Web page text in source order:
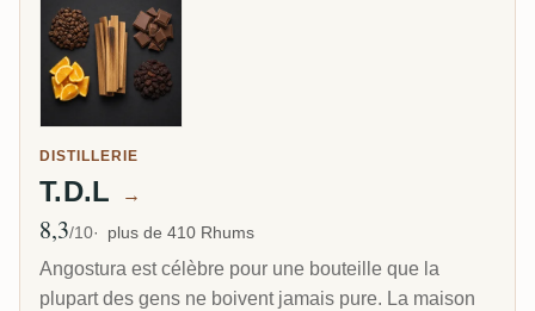
DISTILLERIE
T.D.L →
Note moyenne
8,3/10 plus de 410 Rhums
Angostura est célèbre pour une bouteille que la
plupart des gens ne boivent jamais pure. La maison